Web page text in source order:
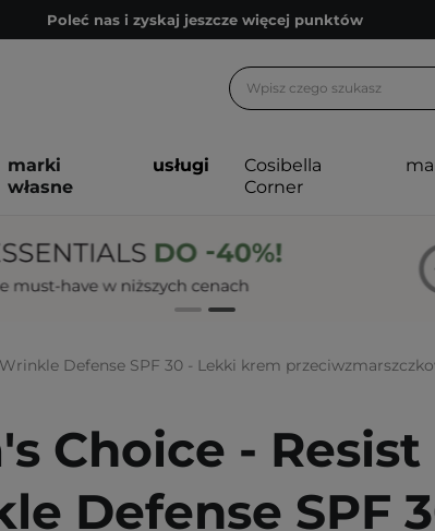
Poleć nas i zyskaj jeszcze więcej punktów
Bezpłatne konsultacje kosmetologiczne
Poleć nas i zyskaj jeszcze więcej punktów
marki
własne
usługi
Cosibella
Corner
Defense SPF 30 - Lekki krem
Choice -
Defense SPF